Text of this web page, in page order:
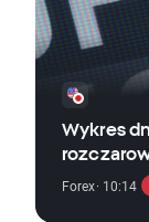
Wykres
Forex· 10:14